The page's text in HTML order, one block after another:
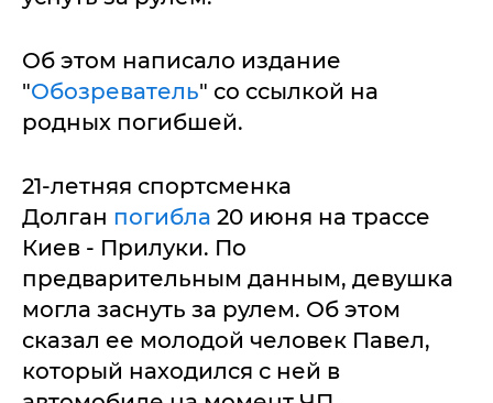
Об этом написало издание
"Обозреватель" со ссылкой на
родных погибшей.
21-летняя спортсменка
Долган погибла 20 июня на трассе
Киев - Прилуки. По
предварительным данным, девушка
могла заснуть за рулем. Об этом
сказал ее молодой человек Павел,
который находился с ней в